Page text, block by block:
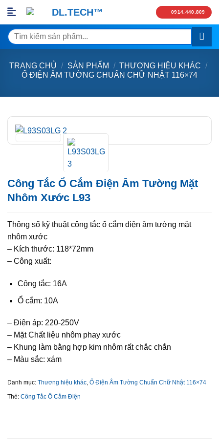
Skip
content
0914.440.809
Tìm
kiếm:
TRANG CHỦ / SẢN PHẨM / THƯƠNG HIỆU KHÁC /
Ổ ĐIỆN ÂM TƯỜNG CHUẨN CHỮ NHẬT 116×74
Công Tắc Ổ Cắm Điện Âm Tường Mặt
Nhôm Xước L93
Thông số kỹ thuật công tắc ổ cắm điện âm tường mặt
nhôm xước
– Kích thước: 118*72mm
– Công xuất:
Công tắc: 16A
Ổ cắm: 10A
– Điện áp: 220-250V
– Mặt Chất liệu nhôm phay xước
– Khung làm bằng hợp kim nhôm rất chắc chắn
– Màu sắc: xám
Danh mục: Thương hiệu khác, Ổ Điện Âm Tường Chuẩn Chữ Nhật 116×74
Thẻ: Công Tắc Ổ Cắm Điện